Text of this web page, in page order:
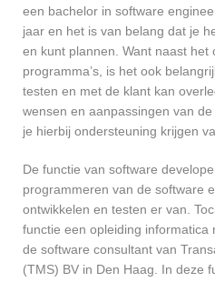
een bachelor in software
jaar en het is van belang dat je
en kunt plannen. Want naast het
programma’s, is het ook
testen en met de klant kan
wensen en aanpassingen van
je hierbij ondersteuning krijgen
De functie van software
programmeren van de software
ontwikkelen en testen er van.
functie een opleiding informatica
de software consultant van
(TMS) BV in Den Haag. In deze